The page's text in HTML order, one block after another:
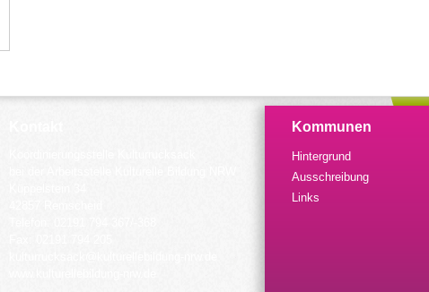
Kommunen
Hintergrund
Ausschreibung
Links